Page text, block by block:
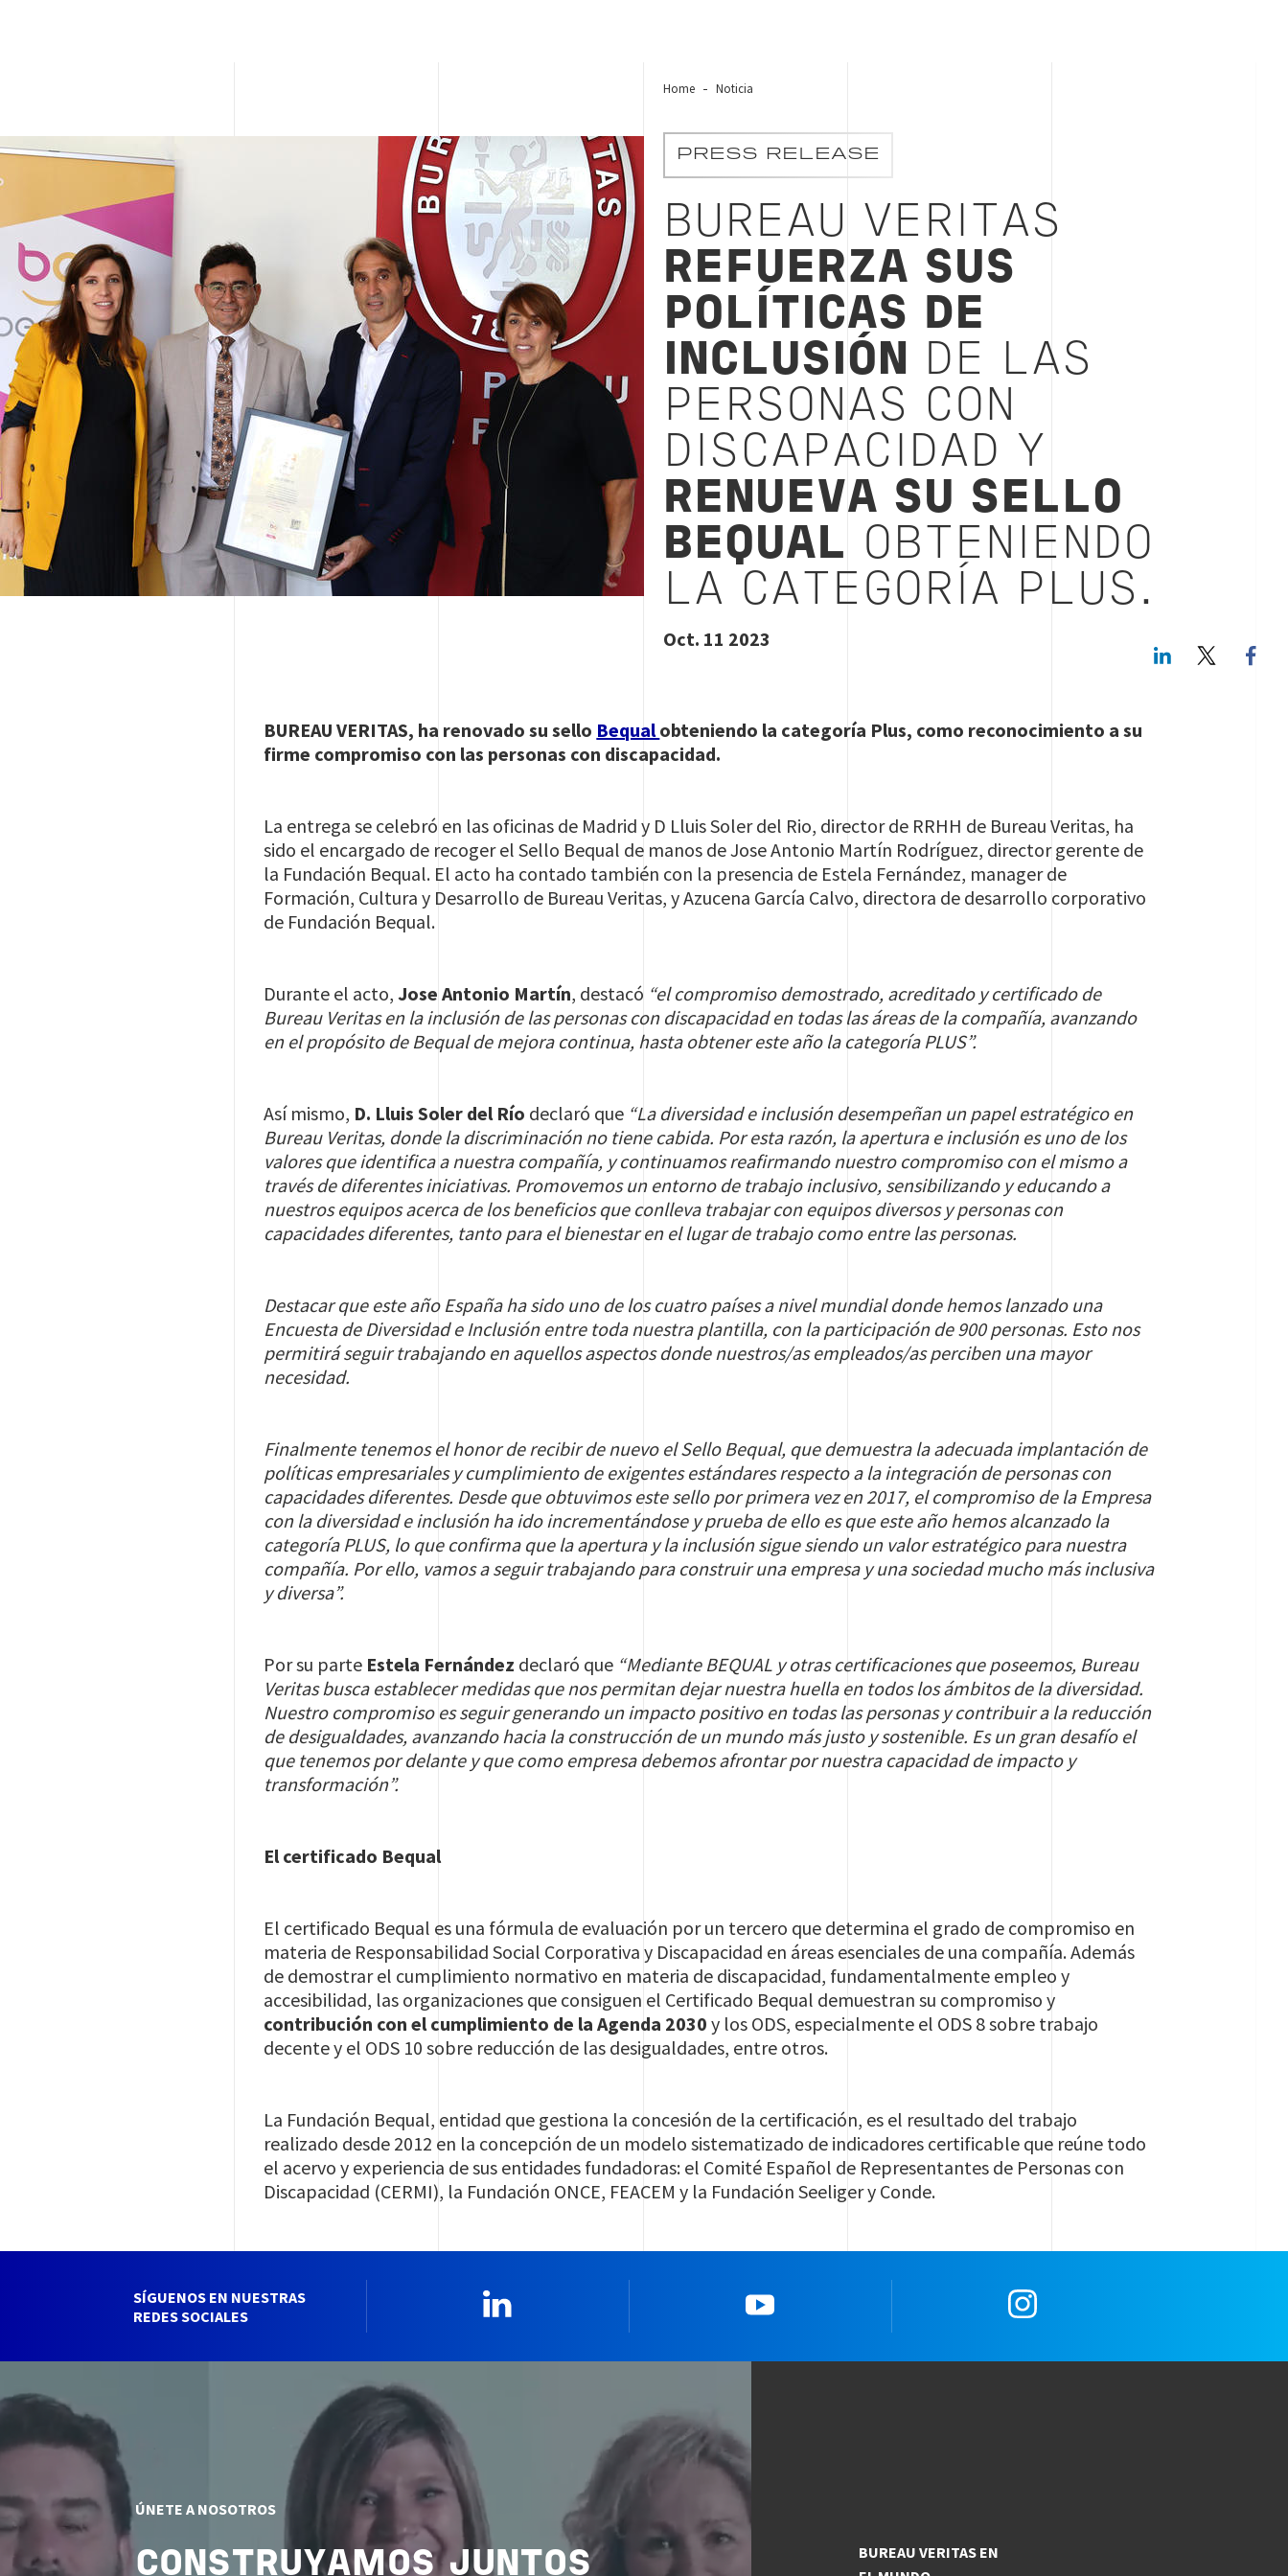
Entrega-sello_BQ
Home Noticia
PRESS RELEASE
BUREAU VERITAS
REFUERZA SUS
POLÍTICAS DE
INCLUSIÓN DE LAS
PERSONAS CON
DISCAPACIDAD Y
RENUEVA SU SELLO
BEQUAL OBTENIENDO
LA CATEGORÍA PLUS.
Oct. 11 2023
LinkedIn
BUREAU VERITAS, ha renovado su sello Bequalobteniendo la categoría Plus, como reconocimiento a su
firme compromiso con las personas con discapacidad.
La entrega se celebró en las oficinas de Madrid y D Lluis Soler del Rio, director de RRHH de Bureau Veritas, ha
sido el encargado de recoger el Sello Bequal de manos de Jose Antonio Martín Rodríguez, director gerente de
la Fundación Bequal. El acto ha contado también con la presencia de Estela Fernández, manager de
Formación, Cultura y Desarrollo de Bureau Veritas, y Azucena García Calvo, directora de desarrollo corporativo
de Fundación Bequal.
Durante el acto,Jose Antonio Martín, destacó “el compromiso demostrado, acreditado y certificado de
Bureau Veritas en la inclusión de las personas con discapacidad en todas las áreas de la compañía, avanzando
en el propósito de Bequal de mejora continua, hasta obtener este año la categoría PLUS”.
Así mismo, D. Lluis Soler del Río declaró que “La diversidad e inclusión desempeñan un papel estratégico en
Bureau Veritas, donde la discriminación no tiene cabida. Por esta razón, la apertura e inclusión es uno de los
valores que identifica a nuestra compañía, y continuamos reafirmando nuestro compromiso con el mismo a
través de diferentes iniciativas. Promovemos un entorno de trabajo inclusivo, sensibilizando y educando a
nuestros equipos acerca de los beneficios que conlleva trabajar con equipos diversos y personas con
capacidades diferentes, tanto para el bienestar en el lugar de trabajo como entre las personas.
Destacar que este año España ha sido uno de los cuatro países a nivel mundial donde hemos lanzado una
Encuesta de Diversidad e Inclusión entre toda nuestra plantilla, con la participación de 900 personas. Esto nos
permitirá seguir trabajando en aquellos aspectos donde nuestros/as empleados/as perciben una mayor
necesidad.
Finalmente tenemos el honor de recibir de nuevo el Sello Bequal, que demuestra la adecuada implantación de
políticas empresariales y cumplimiento de exigentes estándares respecto a la integración de personas con
capacidades diferentes. Desde que obtuvimos este sello por primera vez en 2017, el compromiso de la Empresa
con la diversidad e inclusión ha ido incrementándose y prueba de ello es que este año hemos alcanzado la
categoría PLUS, lo que confirma que la apertura y la inclusión sigue siendo un valor estratégico para nuestra
compañía. Por ello, vamos a seguir trabajando para construir una empresa y una sociedad mucho más inclusiva
y diversa”.
Por su parte Estela Fernández declaró que “Mediante BEQUAL y otras certificaciones que poseemos, Bureau
Veritas busca establecer medidas que nos permitan dejar nuestra huella en todos los ámbitos de la diversidad.
Nuestro compromiso es seguir generando un impacto positivo en todas las personas y contribuir a la reducción
de desigualdades, avanzando hacia la construcción de un mundo más justo y sostenible. Es un gran desafío el
que tenemos por delante y que como empresa debemos afrontar por nuestra capacidad de impacto y
transformación”.
El certificado Bequal
El certificado Bequal es una fórmula de evaluación por un tercero que determina el grado de compromiso en
materia de Responsabilidad Social Corporativa y Discapacidad en áreas esenciales de una compañía. Además
de demostrar el cumplimiento normativo en materia de discapacidad, fundamentalmente empleo y
accesibilidad, las organizaciones que consiguen el Certificado Bequal demuestran su compromiso y
contribución con el cumplimiento de la Agenda 2030 y los ODS, especialmente el ODS 8 sobre trabajo
decente y el ODS 10 sobre reducción de las desigualdades, entre otros.
La Fundación Bequal, entidad que gestiona la concesión de la certificación, es el resultado del trabajo
realizado desde 2012 en la concepción de un modelo sistematizado de indicadores certificable que reúne todo
el acervo y experiencia de sus entidades fundadoras: el Comité Español de Representantes de Personas con
Discapacidad (CERMI), la Fundación ONCE, FEACEM y la Fundación Seeliger y Conde.
SÍGUENOS EN NUESTRAS
REDES SOCIALES
ÚNETE A NOSOTROS
CONSTRUYAMOS JUNTOS
BUREAU VERITAS EN